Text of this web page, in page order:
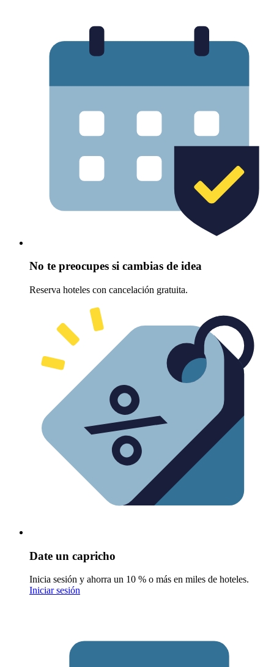
No te preocupes si cambias de idea
Reserva hoteles con cancelación gratuita.
Date un capricho
Inicia sesión y ahorra un 10 % o más en miles de hoteles.
Iniciar sesión